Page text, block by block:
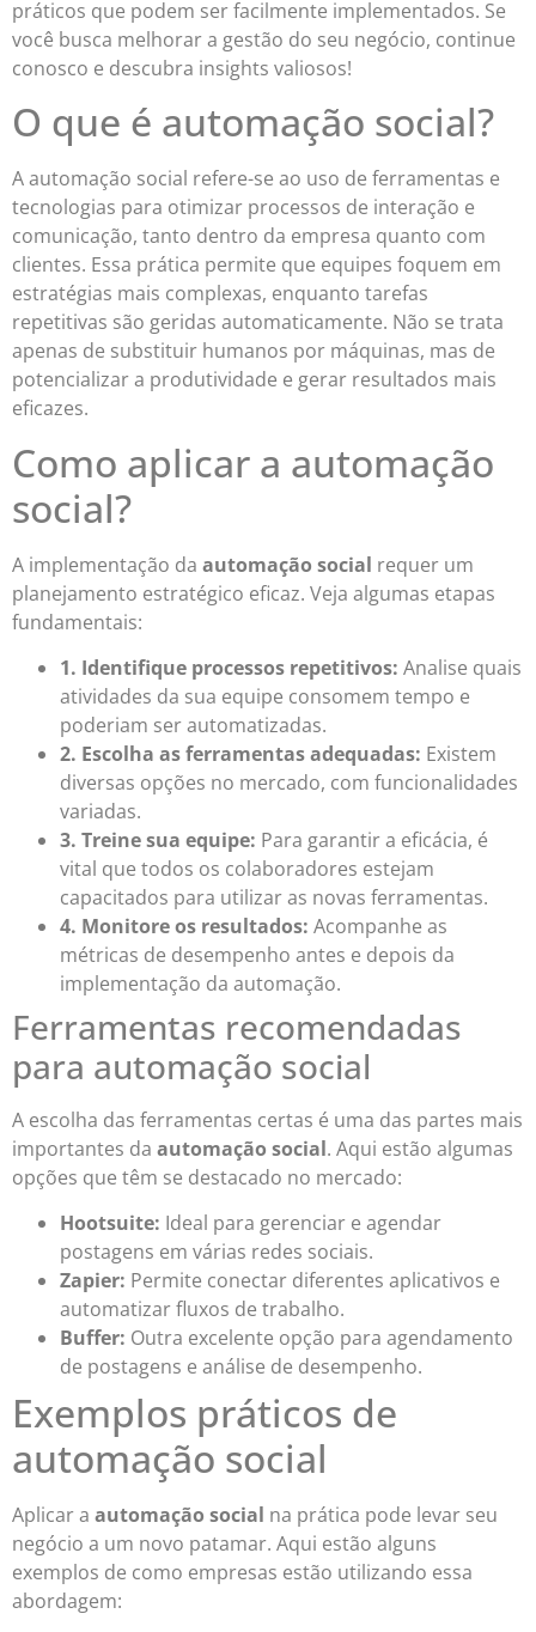
práticos que podem ser facilmente implementados. Se
você busca melhorar a gestão do seu negócio, continue
conosco e descubra insights valiosos!
O que é automação social?
A automação social refere-se ao uso de ferramentas e
tecnologias para otimizar processos de interação e
comunicação, tanto dentro da empresa quanto com
clientes. Essa prática permite que equipes foquem em
estratégias mais complexas, enquanto tarefas
repetitivas são geridas automaticamente. Não se trata
apenas de substituir humanos por máquinas, mas de
potencializar a produtividade e gerar resultados mais
eficazes.
Como aplicar a automação
social?
A implementação da automação social requer um
planejamento estratégico eficaz. Veja algumas etapas
fundamentais:
1. Identifique processos repetitivos: Analise quais
atividades da sua equipe consomem tempo e
poderiam ser automatizadas.
2. Escolha as ferramentas adequadas: Existem
diversas opções no mercado, com funcionalidades
variadas.
3. Treine sua equipe: Para garantir a eficácia, é
vital que todos os colaboradores estejam
capacitados para utilizar as novas ferramentas.
4. Monitore os resultados: Acompanhe as
métricas de desempenho antes e depois da
implementação da automação.
Ferramentas recomendadas
para automação social
A escolha das ferramentas certas é uma das partes mais
importantes da automação social. Aqui estão algumas
opções que têm se destacado no mercado:
Hootsuite: Ideal para gerenciar e agendar
postagens em várias redes sociais.
Zapier: Permite conectar diferentes aplicativos e
automatizar fluxos de trabalho.
Buffer: Outra excelente opção para agendamento
de postagens e análise de desempenho.
Exemplos práticos de
automação social
Aplicar a automação social na prática pode levar seu
negócio a um novo patamar. Aqui estão alguns
exemplos de como empresas estão utilizando essa
abordagem: